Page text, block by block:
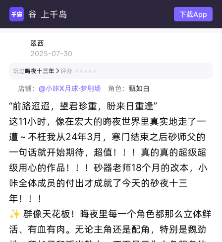
上千岛 下载App
翠西
2025-07-30
玩过晦夜十三年  评分
店铺： @小咔X月球·梦剧场 角色：甄如白
“前路迢迢，望君珍重，盼来日重逢”
这11小时，像在宏大的晦夜世界里真实地走了一
遭～不枉我从24年3月，寒门结束之后砂师父的
一句话就开始期待，超值！！！真的真的超级超
级用心的作品！！！砂器老师18个月的改本，小
咔全体成员的付出才成就了今天的砂夜十三
年！！！
✨ 群像天花板！晦夜里每一个角色都那么立体鲜
活、有血有肉。无论主角还是配角，特别是魏劲